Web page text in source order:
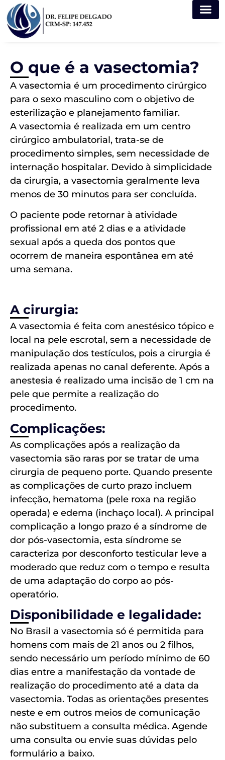
A cirurgia:
A vasectomia é feita com anestésico tópico e
local na pele escrotal, sem a necessidade de
manipulação dos testículos, pois a cirurgia é
realizada apenas no canal deferente. Após a
anestesia é realizado uma incisão de 1 cm na
pele que permite a realização do
procedimento.
Complicações:
As complicações após a realização da
vasectomia são raras por se tratar de uma
cirurgia de pequeno porte. Quando presente
as complicações de curto prazo incluem
infecção, hematoma (pele roxa na região
operada) e edema (inchaço local). A principal
complicação a longo prazo é a síndrome de
dor pós-vasectomia, esta síndrome se
caracteriza por desconforto testicular leve a
moderado que reduz com o tempo e resulta
de uma adaptação do corpo ao pós-
operatório.
Disponibilidade e legalidade:
No Brasil a vasectomia só é permitida para
homens com mais de 21 anos ou 2 filhos,
sendo necessário um período mínimo de 60
dias entre a manifestação da vontade de
realização do procedimento até a data da
vasectomia. Todas as orientações presentes
neste e em outros meios de comunicação
não substituem a consulta médica. Agende
uma consulta ou envie suas dúvidas pelo
formulário a baixo.
O que é a vasectomia?
A vasectomia é um procedimento cirúrgico
para o sexo masculino com o objetivo de
esterilização e planejamento familiar.
A vasectomia é realizada em um centro
cirúrgico ambulatorial, trata-se de
procedimento simples, sem necessidade de
internação hospitalar. Devido à simplicidade
da cirurgia, a vasectomia geralmente leva
menos de 30 minutos para ser concluída.
O paciente pode retornar à atividade
profissional em até 2 dias e a atividade
sexual após a queda dos pontos que
ocorrem de maneira espontânea em até
uma semana.